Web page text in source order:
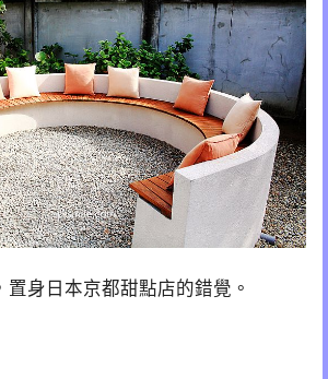
置身日本京都甜點店的錯覺。